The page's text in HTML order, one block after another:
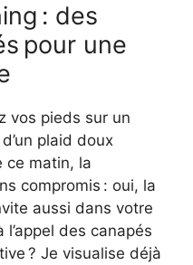
: des
pour une
vos pieds sur un
plaid doux
ce matin, la
compromis : oui, la
aussi dans votre
des canapés
? Je visualise déjà